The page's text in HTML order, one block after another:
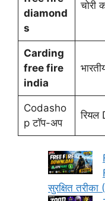
diamond
s
चोरी
Carding
free fire
india
Codasho
p टॉप-अप
रियल
सुरक्षित